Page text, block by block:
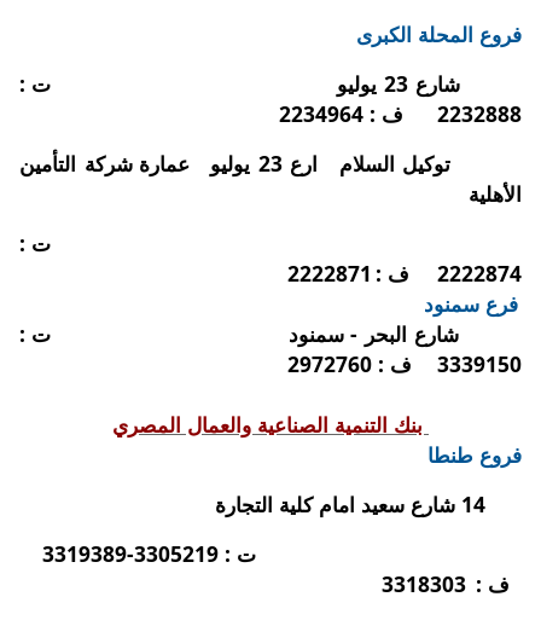
فروع المحلة الكبرى
شارع 23 يوليو
ت :
2232888
ف : 2234964
توكيل السلام
ارع 23 يوليو
عمارة شركة التأمين
الأهلية
ت :
2222874
ف : 2222871
فرع سمنود
شارع البحر - سمنود
ت :
3339150
ف : 2972760
بنك التنمية الصناعية والعمال المصري
فروع طنطا
ت : 3305219-3319389
ف : 3318303